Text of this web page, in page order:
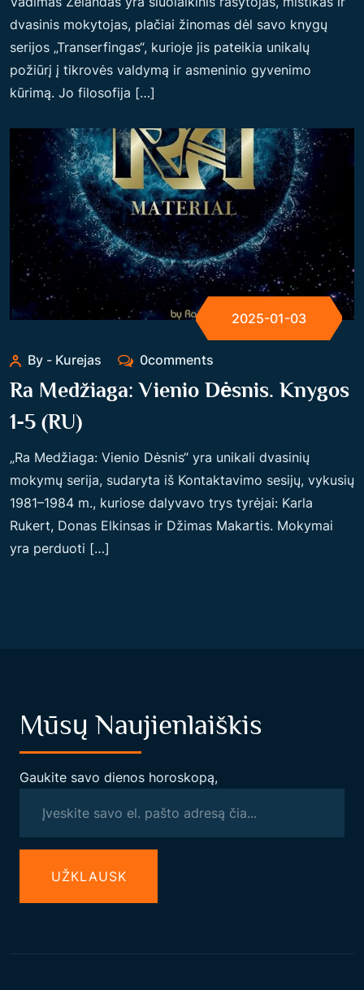
dvasinis mokytojas, plačiai žinomas dėl savo knygų
serijos „Transerfingas“, kurioje jis pateikia unikalų
požiūrį į tikrovės valdymą ir asmeninio gyvenimo
kūrimą. Jo filosofija […]
2025-01-03
By - Kurejas 0comments
Ra Medžiaga: Vienio Dėsnis. Knygos
1-5 (RU)
„Ra Medžiaga: Vienio Dėsnis“ yra unikali dvasinių
mokymų serija, sudaryta iš Kontaktavimo sesijų, vykusių
1981–1984 m., kuriose dalyvavo trys tyrėjai: Karla
Rukert, Donas Elkinsas ir Džimas Makartis. Mokymai
yra perduoti […]
Mūsų Naujienlaiškis
Gaukite savo dienos horoskopą,
UŽКLAUSK